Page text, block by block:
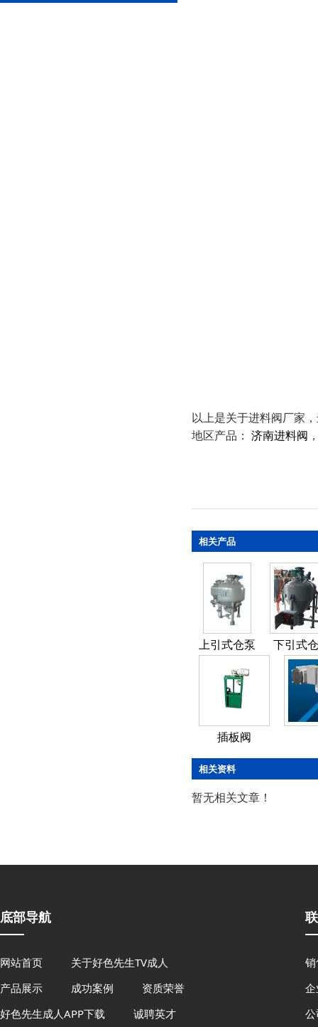
以上是关于进料阀厂家
地区产品： 济南进料阀
相关产品
上引式仓泵 下引式
插板阀
相关资料
暂无相关文章！
底部导航
网站首页
关于好色先生TV成人
产品展示
成功案例
资质荣誉
好色先生成人APP下载
诚聘英才